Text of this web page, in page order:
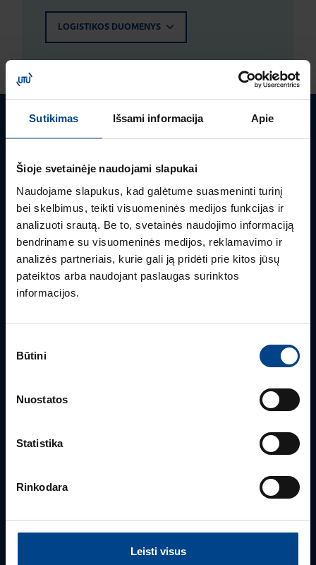
Sutikimas Išsami informacija Apie
Šioje svetainėje naudojami slapukai
Naudojame slapukus, kad galėtume suasmeninti turinį
bei skelbimus, teikti visuomeninės medijos funkcijas ir
analizuoti srautą. Be to, svetainės naudojimo informaciją
bendriname su visuomeninės medijos, reklamavimo ir
analizės partneriais, kurie gali ją pridėti prie kitos jūsų
pateiktos arba naudojant paslaugas surinktos
informacijos.
pasirinkimas
Būtini
Nuostatos
Statistika
Rinkodara
Leisti visus
LOGISTIKOS DUOMENYS
Mielai atsakysime į Jums aktualius klausimus.
+370 612 61970
Vardas*